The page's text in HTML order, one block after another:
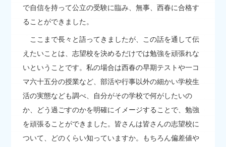
で自信を持って公立の受験に臨み、無事、西春に合格す
ることができました。
ここまで長々と語ってきましたが、この話を通して伝
えたいことは、志望校を決めるだけでは勉強を頑張れな
いということです。私の場合は西春の早期テストや一コ
マ六十五分の授業など、部活や行事以外の細かい学校生
活の実態なども調べ、自分がその学校で何がしたいの
か、どう過ごすのかを明確にイメージすることで、勉強
を頑張ることができました。皆さんは皆さんの志望校に
ついて、どのくらい知っていますか。もちろん偏差値や